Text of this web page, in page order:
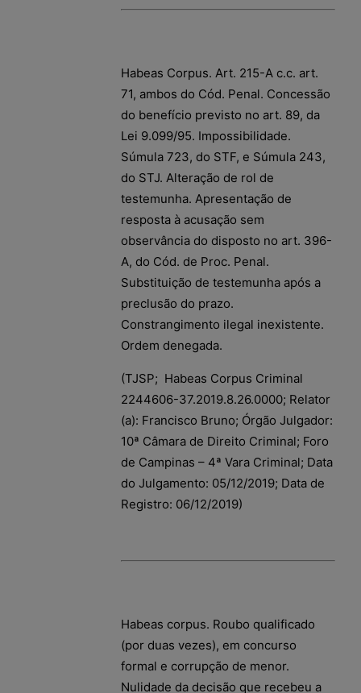
Habeas Corpus. Art. 215-A c.c. art.
71, ambos do Cód. Penal. Concessão
do benefício previsto no art. 89, da
Lei 9.099/95. Impossibilidade.
Súmula 723, do STF, e Súmula 243,
do STJ. Alteração de rol de
testemunha. Apresentação de
resposta à acusação sem
observância do disposto no art. 396-
A, do Cód. de Proc. Penal.
Substituição de testemunha após a
preclusão do prazo.
Constrangimento ilegal inexistente.
Ordem denegada.
(TJSP; Habeas Corpus Criminal
2244606-37.2019.8.26.0000; Relator
(a): Francisco Bruno; Órgão Julgador:
10ª Câmara de Direito Criminal; Foro
de Campinas – 4ª Vara Criminal; Data
do Julgamento: 05/12/2019; Data de
Registro: 06/12/2019)
Habeas corpus. Roubo qualificado
(por duas vezes), em concurso
formal e corrupção de menor.
Nulidade da decisão que recebeu a